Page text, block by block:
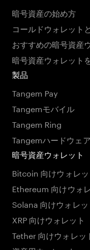
暗号資産の始め方
コールドウォレット
おすすめの暗号資産
暗号資産ウォレット
製品
Tangem Pay
Tangemモバイル
Tangem Ring
Tangemハードウェ
暗号資産ウォレット
Bitcoin 向けウォレッ
Ethereum 向けウォ
Solana 向けウォレッ
XRP 向けウォレット
Tether 向けウォレッ